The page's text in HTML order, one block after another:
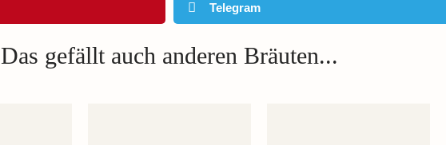
Telegram
Das gefällt auch anderen Bräuten...